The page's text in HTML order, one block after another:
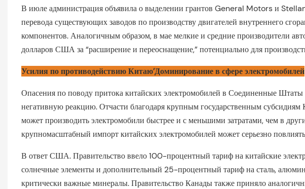
В июле администрация объявила о выделении грантов General Motors и
перевода существующих заводов по производству двигателей внутреннего
компонентов. Аналогичным образом, в мае мелкие и средние производители
долларов США за “расширение и переоснащение,” потенциально для
Усилия по противодействию Китаю’Доминирование в сфере электромобилей
Опасения по поводу притока китайских электромобилей в Соединенные
негативную реакцию. Отчасти благодаря крупным государственным
может производить электромобили быстрее и с меньшими затратами, чем в
крупномасштабный импорт китайских электромобилей может серьезно
В ответ США. Правительство ввело 100-процентный тариф на китайские
солнечные элементы и дополнительный 25-процентный тариф на сталь,
критически важные минералы. Правительство Канады также приняло